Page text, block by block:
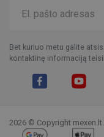
Bet kuriuo metu galite
kontaktinę informaciją
2026 © Copyright